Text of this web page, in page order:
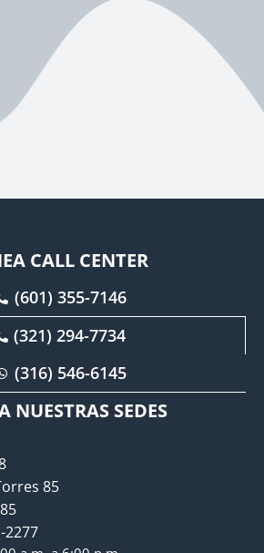
CALL CENTER
(601) 355-7146
(321) 294-7734
(316) 546-6145
NUESTRAS SEDES
85
2277